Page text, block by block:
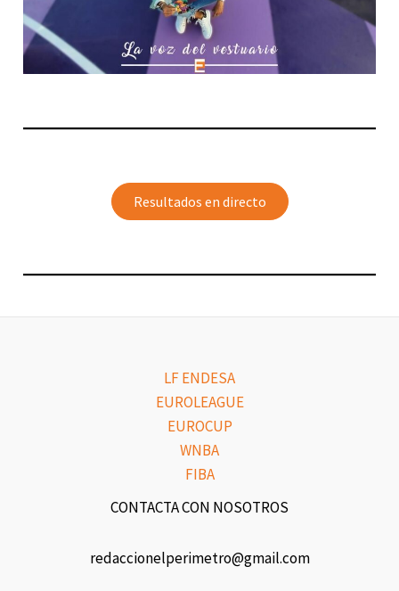
Resultados en directo
LF ENDESA
EUROLEAGUE
EUROCUP
WNBA
FIBA
CONTACTA CON NOSOTROS
redaccionelperimetro@gmail.com